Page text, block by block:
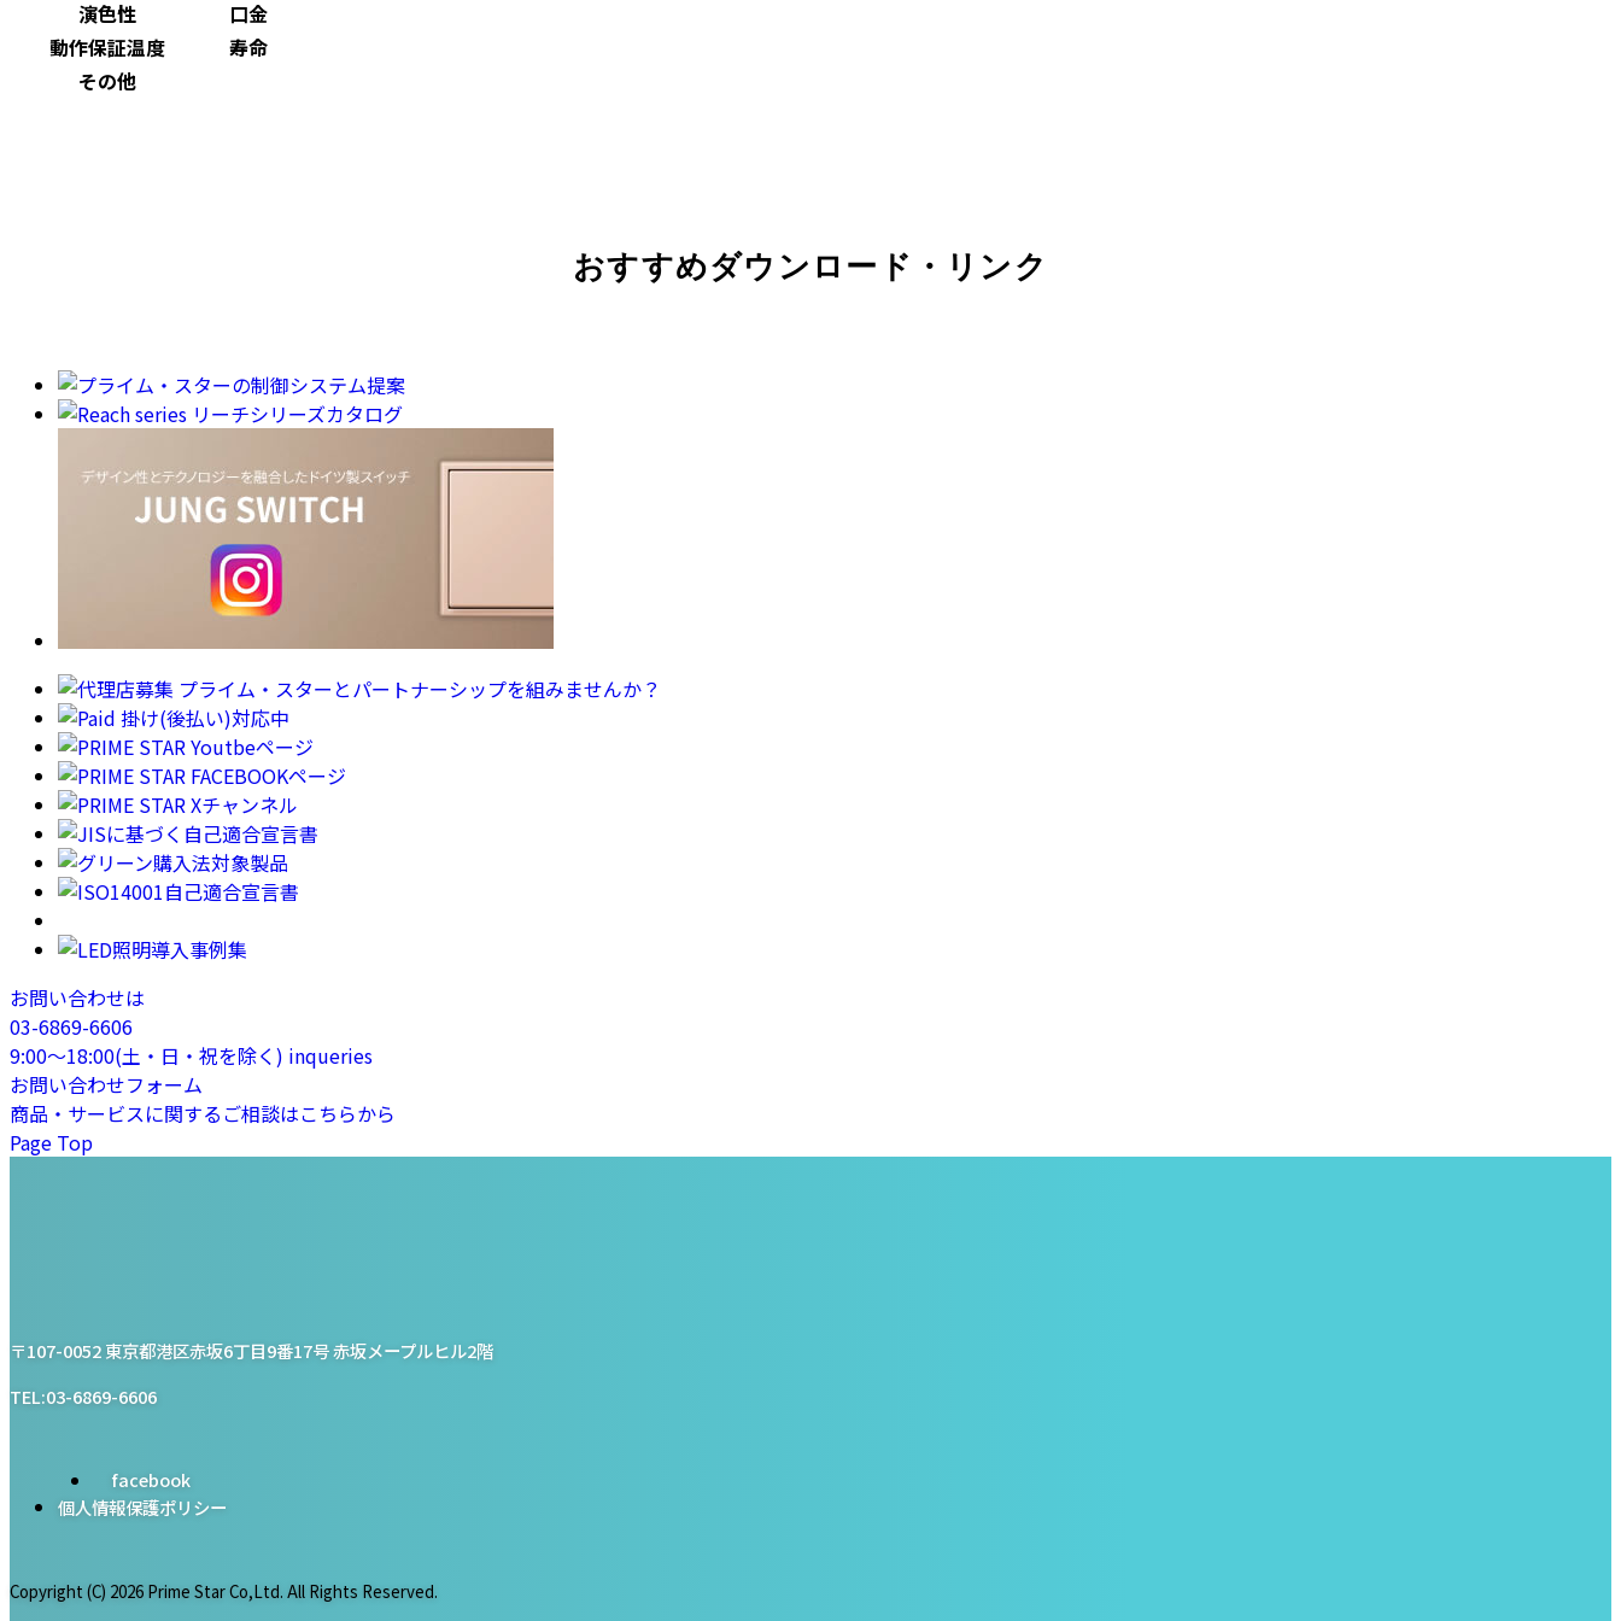
演色性
口金
動作保証温度
寿命
その他
おすすめダウンロード・リンク
お問い合わせは
03-6869-6606
9:00〜18:00(土・日・祝を除く) inqueries
お問い合わせフォーム
商品・サービスに関するご相談はこちらから
Page Top
〒107-0052 東京都港区赤坂6丁目9番17号 赤坂メープルヒル2階
TEL:03-6869-6606
facebook
個人情報保護ポリシー
Copyright (C) 2026 Prime Star Co,Ltd. All Rights Reserved.